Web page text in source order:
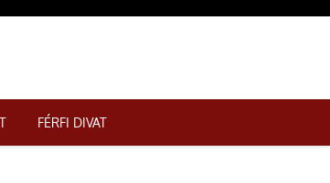
FÉRFI DIVAT